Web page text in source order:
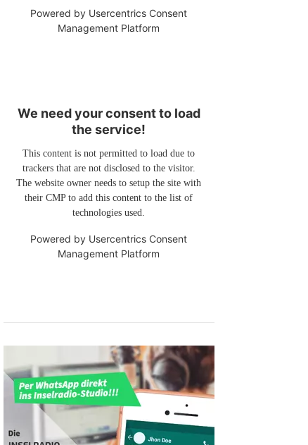
Powered by Usercentrics Consent
Management Platform
We need your consent to load
the service!
This content is not permitted to load due to
trackers that are not disclosed to the visitor.
The website owner needs to setup the site with
their CMP to add this content to the list of
technologies used.
Powered by Usercentrics Consent
Management Platform